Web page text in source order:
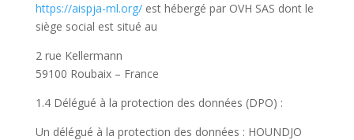
https://aispja-ml.org/est hébergé par OVH SAS dont le
siège social est situé au
2 rue Kellermann
59100 Roubaix – France
1.4 Délégué à la protection des données (DPO) :
Un délégué à la protection des données : HOUNDJO